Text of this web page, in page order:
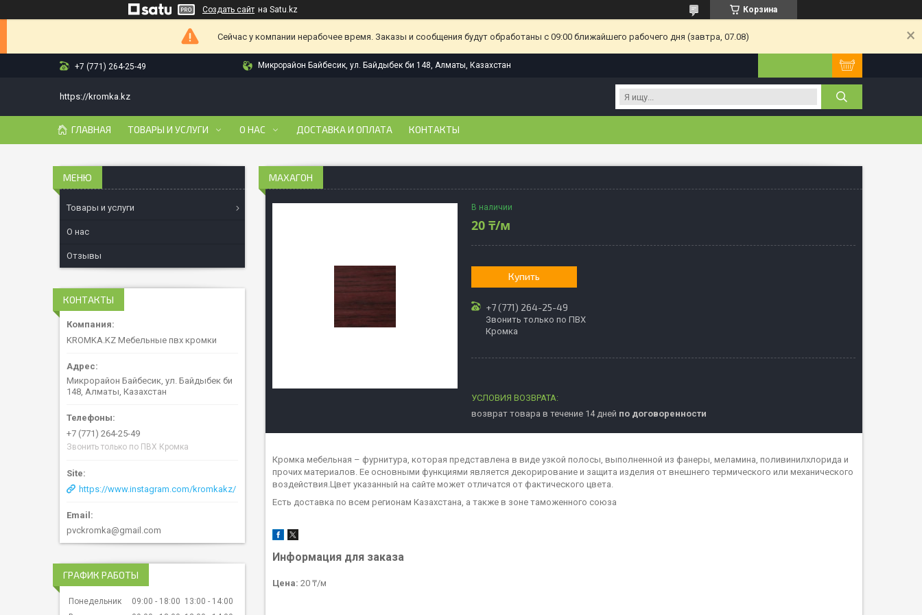
Создать сайт на Satu.kz Корзина
Сейчас у компании нерабочее время. Заказы и сообщения будут обработаны с 09:00 ближайшего рабочего дня (завтра, 07.08)
+7 (771) 264-25-49 Микрорайон Байбесик, ул. Байдыбек би 148, Алматы, Казахстан
https://kromka.kz
ГЛАВНАЯ ТОВАРЫ И УСЛУГИ О НАС ДОСТАВКА И ОПЛАТА КОНТАКТЫ
МАХАГОН
В наличии
20 ₸/м
Купить
+7 (771) 264-25-49
Звонить только по ПВХ
Кромка
возврат товара в течение 14 дней по договоренности
Кромка мебельная – фурнитура, которая представлена в виде узкой полосы, выполненной из фанеры, меламина, поливинилхлорида и
прочих материалов. Ее основными функциями является декорирование и защита изделия от внешнего термического или механического
воздействия.Цвет указанный на сайте может отличатся от фактического цвета.
Есть доставка по всем регионам Казахстана, а также в зоне таможенного союза
Информация для заказа
Цена: 20 ₸/м
Товары и услуги
О нас
Отзывы
КОНТАКТЫ
KROMKA.KZ Мебельные пвх кромки
Микрорайон Байбесик, ул. Байдыбек би
148, Алматы, Казахстан
+7 (771) 264-25-49
Звонить только по ПВХ Кромка
https://www.instagram.com/kromkakz/
pvckromka@gmail.com
ГРАФИК РАБОТЫ
Понедельник 09:00 18:00 13:00
14:00